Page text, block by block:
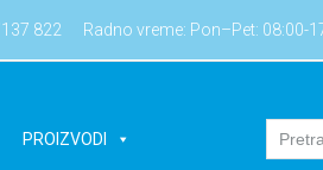
822 Radno vreme: Pon–Pet: 08:00-
PROIZVODI